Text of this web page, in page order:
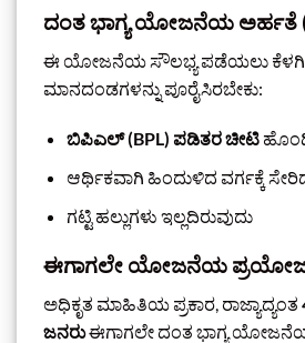
ದಂತ ಭಾಗ್ಯ ಯೋಜನೆಯ ಅರ್ಹತೆ
ಈ ಯೋಜನೆಯ ಸೌಲಭ್ಯ ಪಡೆಯಲು
ಮಾನದಂಡಗಳನ್ನು ಪೂರೈಸಿರಬೇಕು:
ಬಿಪಿಎಲ್ (BPL) ಪಡಿತರ ಚೀಟಿ
ಆರ್ಥಿಕವಾಗಿ ಹಿಂದುಳಿದ ವರ್ಗಕ್ಕೆ
ಗಟ್ಟಿ ಹಲ್ಲುಗಳು ಇಲ್ಲದಿರುವುದು
ಈಗಾಗಲೇ ಯೋಜನೆಯ
ಅಧಿಕೃತ ಮಾಹಿತಿಯ ಪ್ರಕಾರ, ರಾಜ್ಯಾದ್ಯಂತ
ಜನರುಈಗಾಗಲೇ ದಂತ ಭಾಗ್ಯ